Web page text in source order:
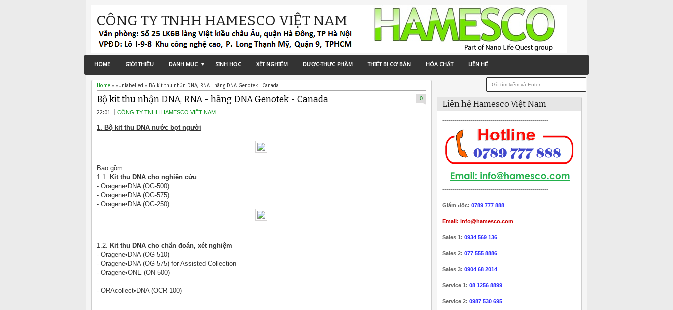
CÔNG TY TNHH HAMESCO VIỆT NAM
HOME GIỚI THIỆU DANH MỤC SINH HỌC XÉT NGHIỆM DƯỢC-THỰC PHẨM THIẾT BỊ CƠ BẢN HÓA CHẤT LIÊN HỆ
Home » »Unlabelled » Bộ kit thu nhận DNA, RNA - hãng DNA Genotek - Canada
Bộ kit thu nhận DNA, RNA - hãng DNA Genotek - Canada
22:01 CÔNG TY TNHH HAMESCO VIỆT NAM
0
1. Bộ kit thu DNA nước bọt người
Bao gồm:
1.1. Kit thu DNA cho nghiên cứu
- Oragene•DNA (OG-500)
- Oragene•DNA (OG-575)
- Oragene•DNA (OG-250)
1.2. Kit thu DNA cho chẩn đoán, xét nghiệm
- Oragene•DNA (OG-510)
- Oragene•DNA (OG-575) for Assisted Collection
- Oragene•ONE (ON-500)
- ORAcollect•DNA (OCR-100)
Liên hệ Hamesco Việt Nam
-----------------------------------------------------
-----------------------------------------------------
Giám đốc: 0789 777 888
Email: info@hamesco.com
Sales 1: 0934 569 136
Sales 2: 077 555 8886
Sales 3: 0904 68 2014
Service 1: 08 1256 8899
Service 2: 0987 530 695